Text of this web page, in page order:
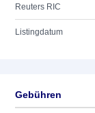
Reuters RIC
Listingdatum
Gebühren